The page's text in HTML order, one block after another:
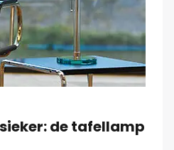
de tafellamp